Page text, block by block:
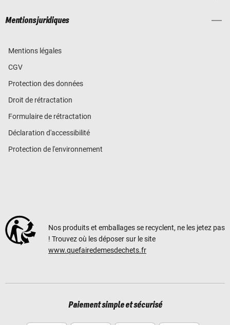
Mentions juridiques
Mentions légales
CGV
Protection des données
Droit de rétractation
Formulaire de rétractation
Déclaration d'accessibilité
Protection de l'environnement
Nos produits et emballages se recyclent, ne les jetez pas
! Trouvez où les déposer sur le site
www.quefairedemesdechets.fr
Paiement simple et sécurisé